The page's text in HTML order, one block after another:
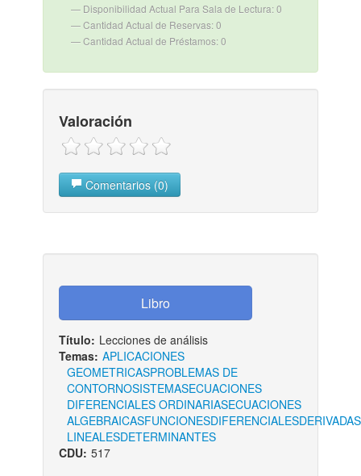
Disponibilidad Actual Para Sala de Lectura: 0
Cantidad Actual de Reservas: 0
Cantidad Actual de Préstamos: 0
Valoración
Comentarios (0)
Título: Lecciones de análisis
Temas: APLICACIONES
GEOMETRICASPROBLEMAS DE
CONTORNOSISTEMASECUACIONES
DIFERENCIALES ORDINARIASECUACIONES
ALGEBRAICASFUNCIONESDIFERENCIALESDERIVADAS
LINEALESDETERMINANTES
CDU: 517